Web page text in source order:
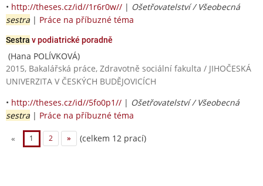
• http://theses.cz/id//1r6r0w// | Ošetřovatelství / Všeobecná
sestra | Práce na příbuzné téma
Sestra v podiatrické poradně
(Hana POLÍVKOVÁ)
2015, Bakalářská práce, Zdravotně sociální fakulta / JIHOČESKÁ
UNIVERZITA V ČESKÝCH BUDĚJOVICÍCH
• http://theses.cz/id//5fo0p1// | Ošetřovatelství / Všeobecná
sestra | Práce na příbuzné téma
« 1 2 » (celkem 12 prací)